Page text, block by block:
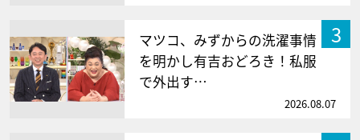
3
マツコ、みずからの洗濯事情
を明かし有吉おどろき！私服
で外出す…
2026.08.07